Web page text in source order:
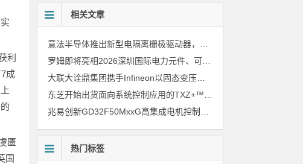
利
成
匮
国
相关文章
罗姆即将亮相2026深圳国际电力元件、可再生能源管理展览会暨研讨会
大联大诠鼎集团携手Infineon以固态变压器重构配电效率新标杆
热门标签